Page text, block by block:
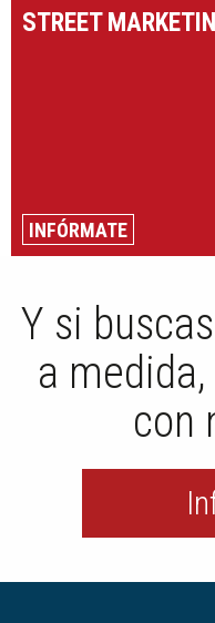
STREET
INFÓRMATE
Y si
a
con